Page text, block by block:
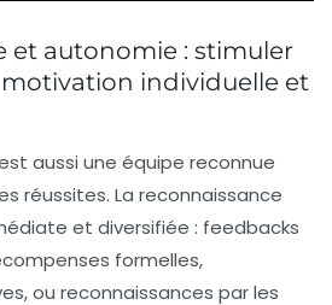
et autonomie : stimuler
individuelle et
aussi une équipe reconnue
réussites. La reconnaissance
et diversifiée : feedbacks
formelles,
ou reconnaissances par les